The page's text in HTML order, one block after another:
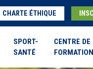
CHARTE ÉTHIQUE
SPORT-
SANTÉ
CENTRE DE